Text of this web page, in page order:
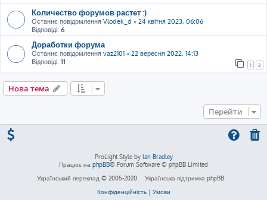
Количество форумов растет :)
Останнє повідомлення Vlodek_d « 24 квітня 2023, 06:06
Відповіді: 6
Доработки форума
Останнє повідомлення vaz2101 « 22 вересня 2022, 14:13
Відповіді: 11 1 2
Нова тема
Перейти
ProLight Style by Ian Bradley
Працює на phpBB® Forum Software © phpBB Limited
Український переклад © 2005-2020
Українська підтримка phpBB
Конфіденційність| Умови